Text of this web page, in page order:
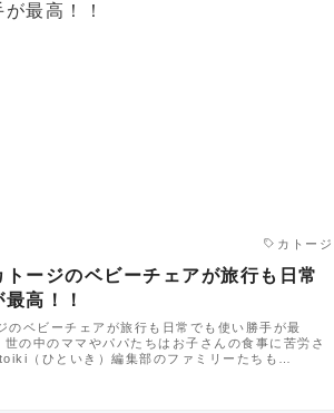
カトージ
ージのベビーチェアが旅行も日常
高！！
のベビーチェアが旅行も日常でも使い勝手が最
の中のママやパパたちはお子さんの食事に苦労さ
（ひといき）編集部のファミリーたちも…